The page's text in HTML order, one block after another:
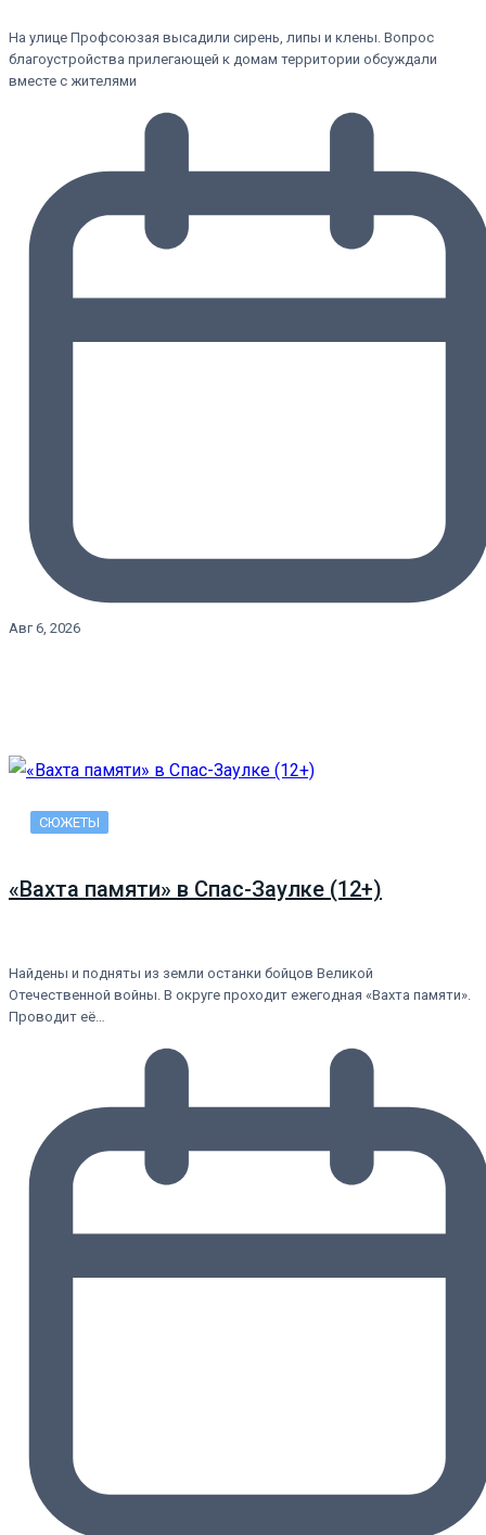
На улице Профсоюзая высадили сирень, липы и клены. Вопрос
благоустройства прилегающей к домам территории обсуждали
вместе с жителями
Авг 6, 2026
СЮЖЕТЫ
«Вахта памяти» в Спас-Заулке (12+)
Найдены и подняты из земли останки бойцов Великой
Отечественной войны. В округе проходит ежегодная «Вахта памяти».
Проводит её…